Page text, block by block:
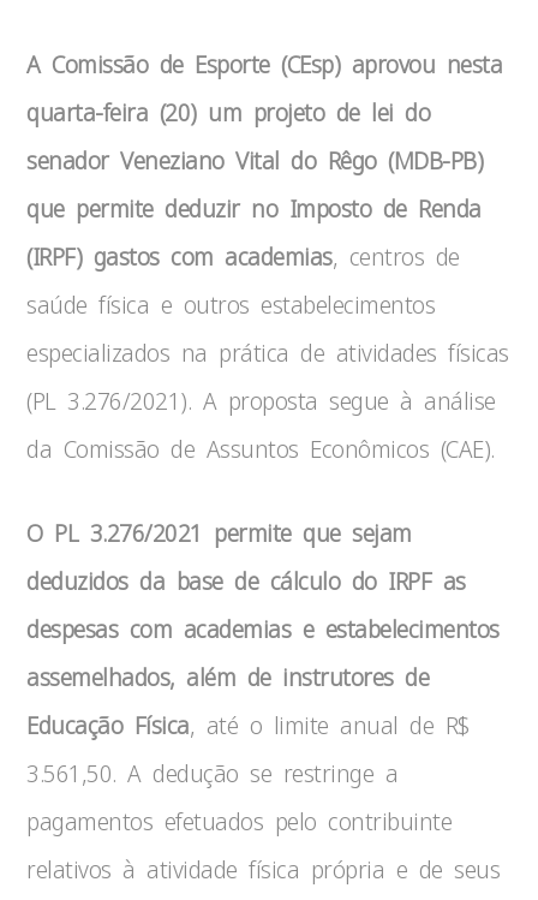
A Comissão de Esporte (CEsp) aprovou nesta
quarta-feira (20) um projeto de lei do
senador Veneziano Vital do Rêgo (MDB-PB)
que permite deduzir no Imposto de Renda
(IRPF) gastos com academias, centros de
saúde física e outros estabelecimentos
especializados na prática de atividades físicas
(PL 3.276/2021). A proposta segue à análise
da Comissão de Assuntos Econômicos (CAE).
O PL 3.276/2021 permite que sejam
deduzidos da base de cálculo do IRPF as
despesas com academias e estabelecimentos
assemelhados, além de instrutores de
Educação Física, até o limite anual de R$
3.561,50. A dedução se restringe a
pagamentos efetuados pelo contribuinte
relativos à atividade física própria e de seus